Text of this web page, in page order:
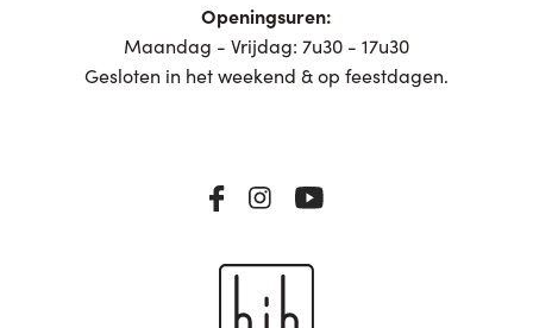
Openingsuren:
Maandag - Vrijdag: 7u30 - 17u30
Gesloten in het weekend & op feestdagen.